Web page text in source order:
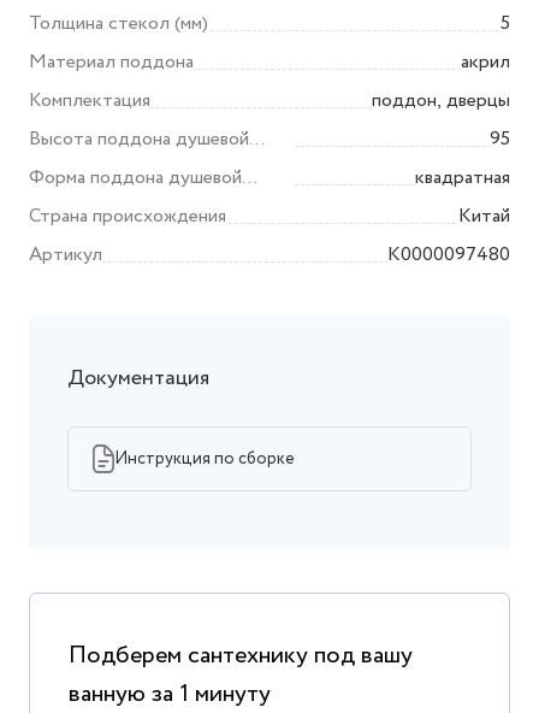
Толщина стекол (мм)
5
Материал поддона
акрил
Комплектация
поддон, дверцы
Высота поддона душевой
кабины/ограждения (мм)
95
Форма поддона душевой
кабины/ограждения
квадратная
Страна происхождения
Китай
Артикул
K0000097480
Документация
Инструкция по сборке
Подберем сантехнику под вашу
ванную за 1 минуту